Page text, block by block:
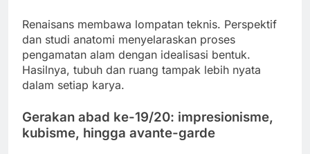
Renaisans membawa lompatan teknis. Perspektif
dan studi anatomi menyelaraskan proses
pengamatan alam dengan idealisasi bentuk.
Hasilnya, tubuh dan ruang tampak lebih nyata
dalam setiap karya.
Gerakan abad ke-19/20: impresionisme,
kubisme, hingga avante-garde